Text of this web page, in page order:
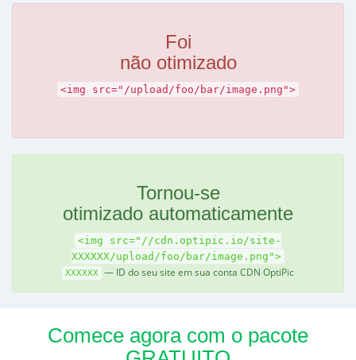
Foi
não otimizado
<img src="/upload/foo/bar/image.png">
Tornou-se
otimizado automaticamente
<img src="//cdn.optipic.io/site-
XXXXXX/upload/foo/bar/image.png">
XXXXXX — ID do seu site em sua conta CDN OptiPic
Comece agora com o pacote